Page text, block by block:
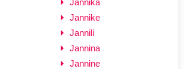
Jannika
Jannike
Jannili
Jannina
Jannine